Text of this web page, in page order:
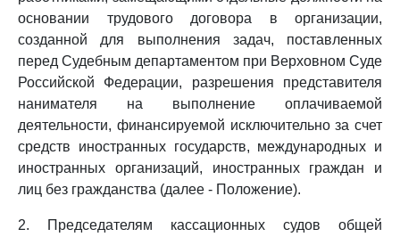
основании трудового договора в организации,
созданной для выполнения задач, поставленных
перед Судебным департаментом при Верховном Суде
Российской Федерации, разрешения представителя
нанимателя на выполнение оплачиваемой
деятельности, финансируемой исключительно за счет
средств иностранных государств, международных и
иностранных организаций, иностранных граждан и
лиц без гражданства (далее - Положение).
2. Председателям кассационных судов общей